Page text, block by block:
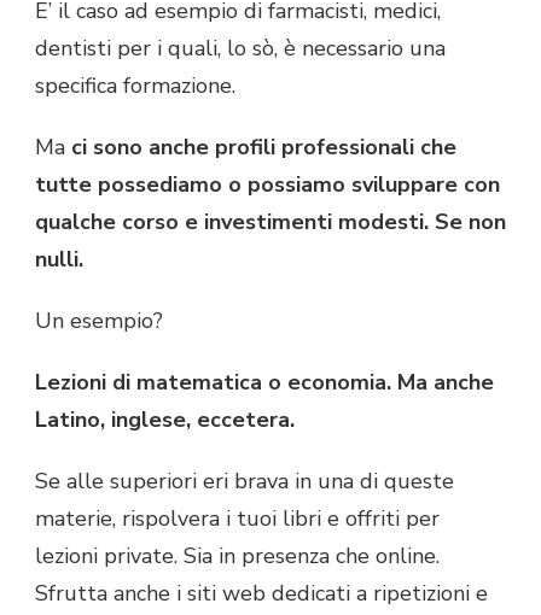
E’ il caso ad esempio di farmacisti, medici,
dentisti per i quali, lo sò, è necessario una
specifica formazione.
Ma ci sono anche profili professionali che
tutte possediamo o possiamo sviluppare con
qualche corso e investimenti modesti. Se non
nulli.
Un esempio?
Lezioni di matematica o economia. Ma anche
Latino, inglese, eccetera.
Se alle superiori eri brava in una di queste
materie, rispolvera i tuoi libri e offriti per
lezioni private. Sia in presenza che online.
Sfrutta anche i siti web dedicati a ripetizioni e